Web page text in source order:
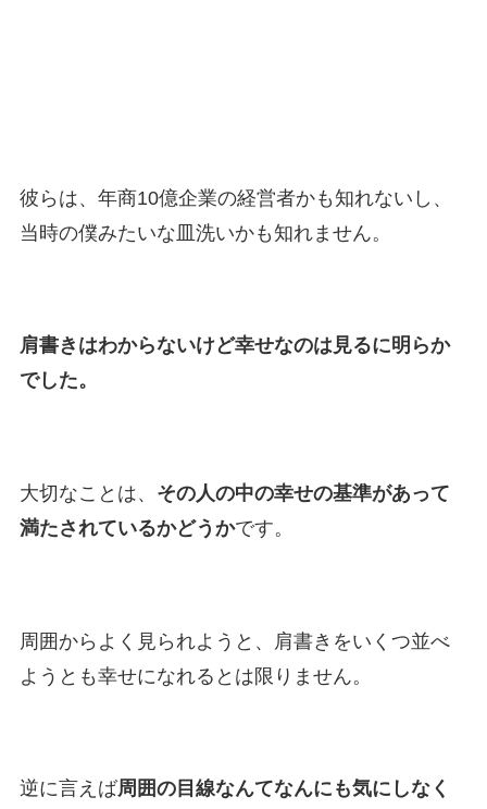
彼らは、年商10億企業の経営者かも知れないし、
当時の僕みたいな皿洗いかも知れません。
肩書きはわからないけど幸せなのは見るに明らか
でした。
大切なことは、 その人の中の幸せの基準があって
満たされているかどうかです。
周囲からよく見られようと、肩書きをいくつ並べ
ようとも幸せになれるとは限りません。
逆に言えば周囲の目線なんてなんにも気にしなく